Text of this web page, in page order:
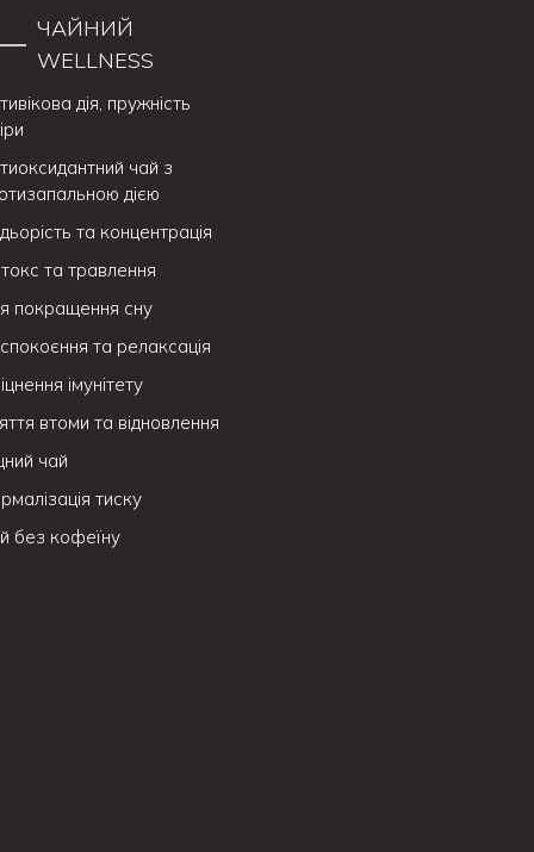
ЧАЙНИЙ
WELLNESS
дія, пружність
чай з
дією
та концентрація
та травлення
покращення сну
та релаксація
імунітету
втоми та відновлення
чай
тиску
без кофеїну